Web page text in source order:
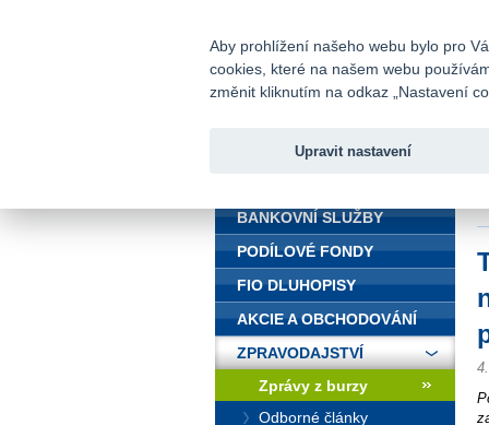
Fio banka
BANKOVNÍ SLUŽBY
PODÍLOVÉ FONDY
FIO DLUHOPISY
AKCIE A OBCHODOVÁNÍ
ZPRAVODAJSTVÍ
Zprávy z burzy
Odborné články
Aby prohlížení našeho webu bylo pro
cookies, které na našem webu
změnit kliknutím na odkaz „Nastavení
Upravit nastavení